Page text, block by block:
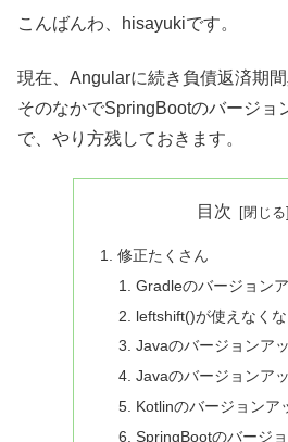
こんばんわ、hisayukiです。
現在、Angularに続き負債返済期間
そのなかでSpringBootのバージョ
で、やり方残しておきます。
目次
修正たくさん
Gradleのバージョン
leftshift()が使えなくな
Javaのバージョンア
Javaのバージョンア
Kotlinのバージョンア
SpringBootのバージ